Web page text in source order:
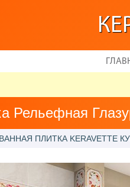
Рельефная
ПЛИТКА KERAVETTE